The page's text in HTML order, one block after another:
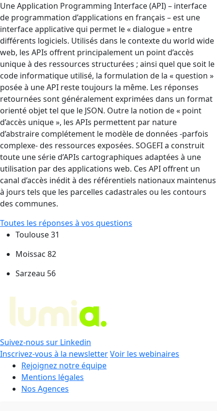
Une Application Programming Interface (API) – interface
de programmation d’applications en français – est une
interface applicative qui permet le « dialogue » entre
différents logiciels. Utilisés dans le contexte du world wide
web, les APIs offrent principalement un point d’accès
unique à des ressources structurées ; ainsi quel que soit le
code informatique utilisé, la formulation de la « question »
posée à une API reste toujours la même. Les réponses
retournées sont généralement exprimées dans un format
orienté objet tel que le JSON. Outre la notion de « point
d’accès unique », les APIs permettent par nature
d’abstraire complétement le modèle de données -parfois
complexe- des ressources exposées. SOGEFI a construit
toute une série d’APIs cartographiques adaptées à une
utilisation par des applications web. Ces API offrent un
canal d’accès inédit à des référentiels nationaux maintenus
à jours tels que les parcelles cadastrales ou les contours
des communes.
Toutes les réponses à vos questions
Toulouse 31
Moissac 82
Sarzeau 56
Suivez-nous sur Linkedin
Inscrivez-vous à la newsletterVoir les webinaires
Rejoignez notre équipe
Mentions légales
Nos Agences